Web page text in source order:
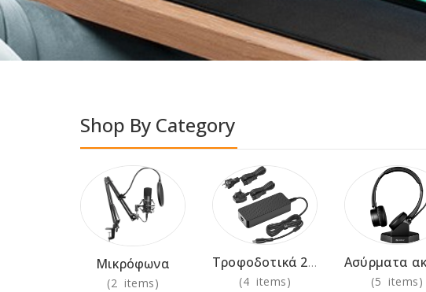
Shop By Category
Μικρόφωνα
(2 items)
Τροφοδοτικά 230V
(4 items)
(5 items)